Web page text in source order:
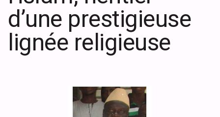
d’une prestigieuse
lignée religieuse